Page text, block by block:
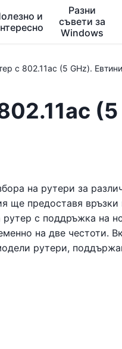
и
Разни
съвети за
Windows
с 802.11ac (5 GHz).
на рутери за
ще предоставя
с поддръжка на
на две честоти.
рутери,